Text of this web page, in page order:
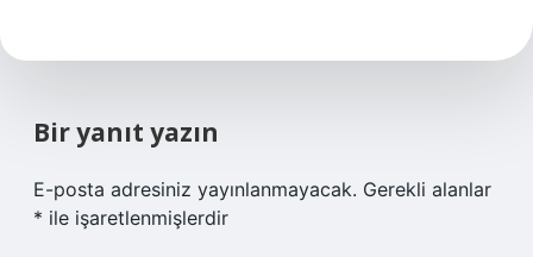
Bir yanıt yazın
E-posta adresiniz yayınlanmayacak. Gerekli alanlar
* ile işaretlenmişlerdir